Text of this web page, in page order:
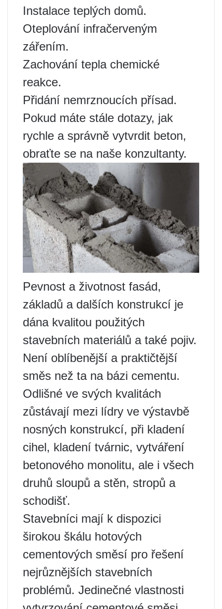
Instalace teplých domů.
Oteplování infračerveným
zářením.
Zachování tepla chemické
reakce.
Přidání nemrznoucích přísad.
Pokud máte stále dotazy, jak
rychle a správně vytvrdit beton,
obraťte se na naše konzultanty.
Pevnost a životnost fasád,
základů a dalších konstrukcí je
dána kvalitou použitých
stavebních materiálů a také pojiv.
Není oblíbenější a praktičtější
směs než ta na bázi cementu.
Odlišné ve svých kvalitách
zůstávají mezi lídry ve výstavbě
nosných konstrukcí, při kladení
cihel, kladení tvárnic, vytváření
betonového monolitu, ale i všech
druhů sloupů a stěn, stropů a
schodišť.
Stavebníci mají k dispozici
širokou škálu hotových
cementových směsí pro řešení
nejrůznějších stavebních
problémů. Jedinečné vlastnosti